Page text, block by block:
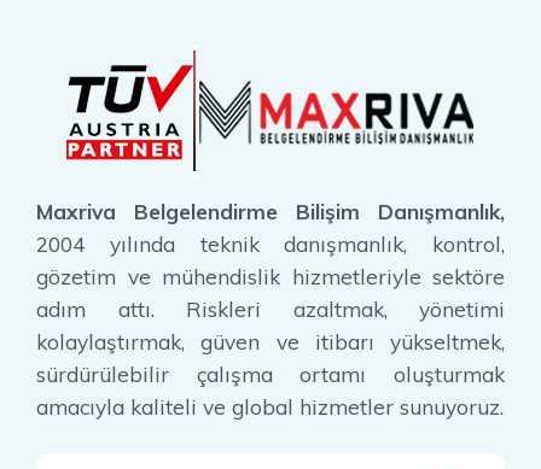
Maxriva Belgelendirme Bilişim Danışmanlık,
2004 yılında teknik danışmanlık, kontrol,
gözetim ve mühendislik hizmetleriyle sektöre
adım attı. Riskleri azaltmak, yönetimi
kolaylaştırmak, güven ve itibarı yükseltmek,
sürdürülebilir çalışma ortamı oluşturmak
amacıyla kaliteli ve global hizmetler sunuyoruz.